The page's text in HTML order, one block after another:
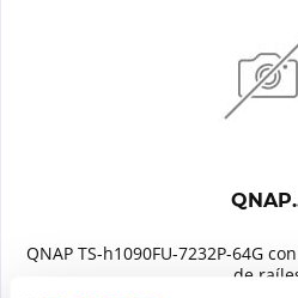
QNAP TS-h1090FU-7232P-64G
de